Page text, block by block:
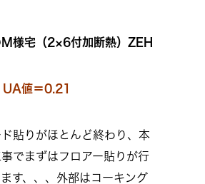
M様宅（2×6付加断熱）ZEH
値＝0.21
貼りがほとんど終わり、本
でまずはフロアー貼りが行
す、、、外部はコーキング